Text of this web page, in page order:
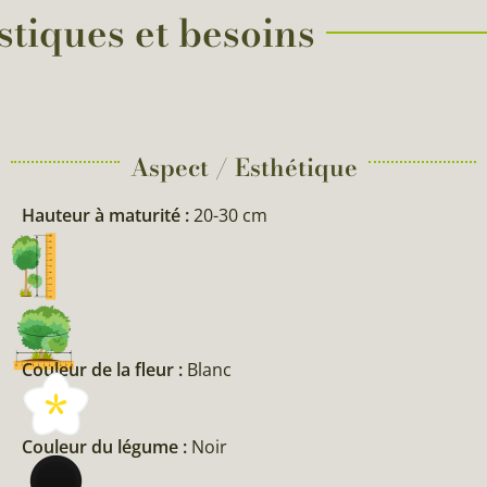
et besoins
Aspect / Esthétique
Hauteur à maturité :20-30 cm
Couleur de la fleur : Blanc
Couleur du légume : Noir